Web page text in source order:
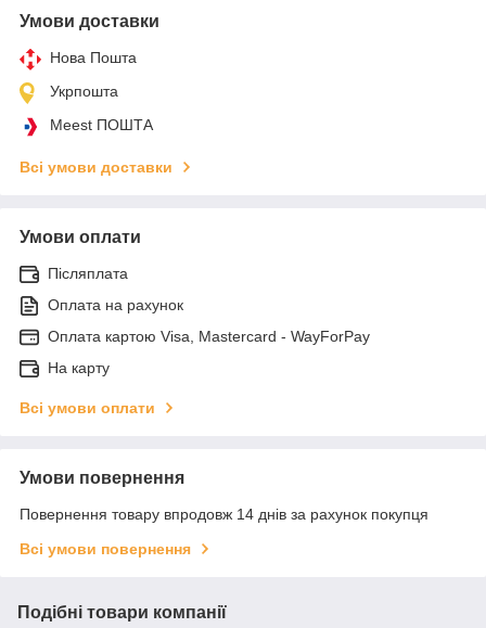
Умови доставки
Нова Пошта
Укрпошта
Meest ПОШТА
Всі умови доставки
Умови оплати
Післяплата
Оплата на рахунок
Оплата картою Visa, Mastercard - WayForPay
На карту
Всі умови оплати
Умови повернення
Повернення товару впродовж 14 днів за рахунок покупця
Всі умови повернення
Подібні товари компанії